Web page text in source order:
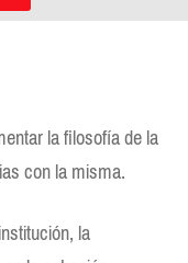
la filosofía de la
con la misma.
la